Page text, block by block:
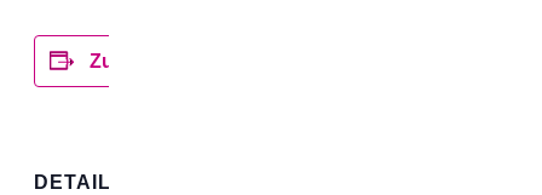
Zum Kalender hinzufügen
DETAILS